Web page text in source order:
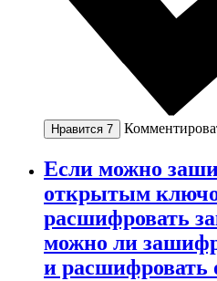
Нравится 7
Если можно
открытым
расшифровать
можно ли
и